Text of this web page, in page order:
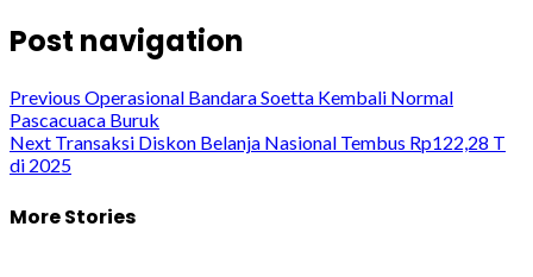
Post navigation
Previous Operasional Bandara Soetta Kembali Normal
Pascacuaca Buruk
Next Transaksi Diskon Belanja Nasional Tembus Rp122,28 T
di 2025
More Stories